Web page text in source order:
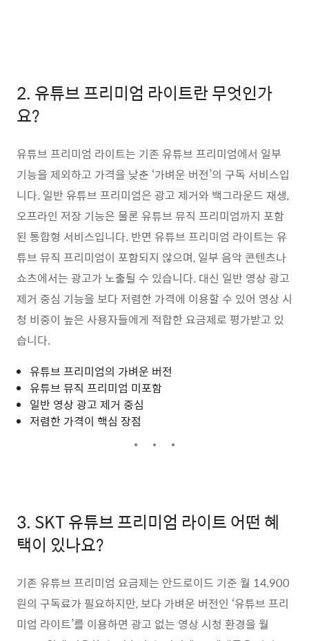
2. 유튜브 프리미엄 라이트란 무엇인가
요?
유튜브 프리미엄 라이트는 기존 유튜브 프리미엄에서 일부
기능을 제외하고 가격을 낮춘 ‘가벼운 버전’의 구독 서비스입
니다. 일반 유튜브 프리미엄은 광고 제거와 백그라운드 재생,
오프라인 저장 기능은 물론 유튜브 뮤직 프리미엄까지 포함
된 통합형 서비스입니다. 반면 유튜브 프리미엄 라이트는 유
튜브 뮤직 프리미엄이 포함되지 않으며, 일부 음악 콘텐츠나
쇼츠에서는 광고가 노출될 수 있습니다. 대신 일반 영상 광고
제거 중심 기능을 보다 저렴한 가격에 이용할 수 있어 영상 시
청 비중이 높은 사용자들에게 적합한 요금제로 평가받고 있
습니다.
유튜브 프리미엄의 가벼운 버전
유튜브 뮤직 프리미엄 미포함
일반 영상 광고 제거 중심
저렴한 가격이 핵심 장점
3. SKT 유튜브 프리미엄 라이트 어떤 혜
택이 있나요?
기존 유튜브 프리미엄 요금제는 안드로이드 기준 월 14,900
원의 구독료가 필요하지만, 보다 가벼운 버전인 ‘유튜브 프리
미엄 라이트’를 이용하면 광고 없는 영상 시청 환경을 월